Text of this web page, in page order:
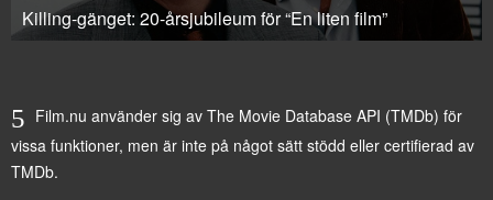
Killing-gänget: 20-årsjubileum för “En liten film”
Film.nu använder sig av The Movie Database API (TMDb) för
vissa funktioner, men är inte på något sätt stödd eller certifierad av
TMDb.